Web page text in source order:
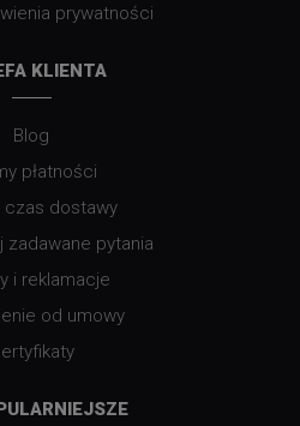
prywatności
KLIENTA
Blog
płatności
czas dostawy
zadawane pytania
i reklamacje
od umowy